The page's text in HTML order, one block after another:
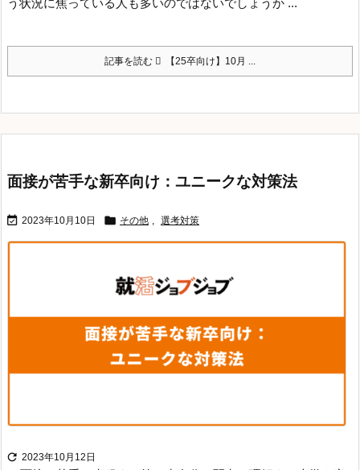
う状況に焦っている人も多いのではないでしょうか ...
記事を読む 【25卒向け】10月 ...
面接が苦手な新卒向け：ユニークな対策法
 2023年10月10日  その他 選考対策
 2023年10月12日